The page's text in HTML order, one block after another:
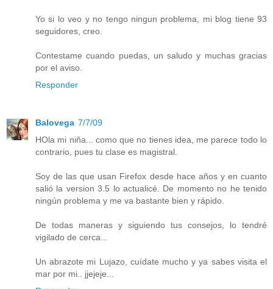
Yo si lo veo y no tengo ningun problema, mi blog tiene 93
seguidores, creo.
Contestame cuando puedas, un saludo y muchas gracias
por el aviso.
Responder
Balovega 7/7/09
HOla mi niña... como que no tienes idea, me parece todo lo
contrario, pues tu clase es magistral.
Soy de las que usan Firefox desde hace años y en cuanto
salió la version 3.5 lo actualicé. De momento no he tenido
ningún problema y me va bastante bien y rápido.
De todas maneras y siguiendo tus consejos, lo tendré
vigilado de cerca...
Un abrazote mi Lujazo, cuídate mucho y ya sabes visita el
mar por mi.. jjejeje...